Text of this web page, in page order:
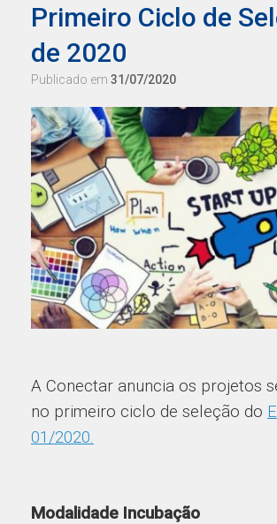
Primeiro Ciclo de
de 2020
Publicado em 31/07/2020
A Conectar anuncia os projetos
no primeiro ciclo de seleção do
01/2020.
Modalidade Incubação